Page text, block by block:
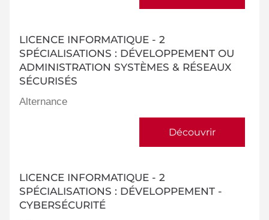
LICENCE INFORMATIQUE - 2
SPÉCIALISATIONS : DÉVELOPPEMENT OU
ADMINISTRATION SYSTÈMES & RÉSEAUX
SÉCURISÉS
Alternance
Découvrir
LICENCE INFORMATIQUE - 2
SPÉCIALISATIONS : DÉVELOPPEMENT -
CYBERSÉCURITÉ